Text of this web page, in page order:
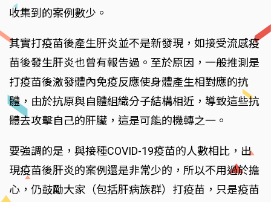
收集到的案例數少。
其實打疫苗後產生肝炎並不是新發現，如接受流感疫
苗後發生肝炎也曾有報告過。至於原因，一般推測是
打疫苗後激發體內免疫反應使身體產生相對應的抗
體，由於抗原與自體組織分子結構相近，導致這些抗
體去攻擊自己的肝臟，這是可能的機轉之一。
要強調的是，與接種COVID-19疫苗的人數相比，出
現疫苗後肝炎的案例還是非常少的，所以不用過於擔
心，仍鼓勵大家（包括肝病族群）打疫苗，只是疫苗